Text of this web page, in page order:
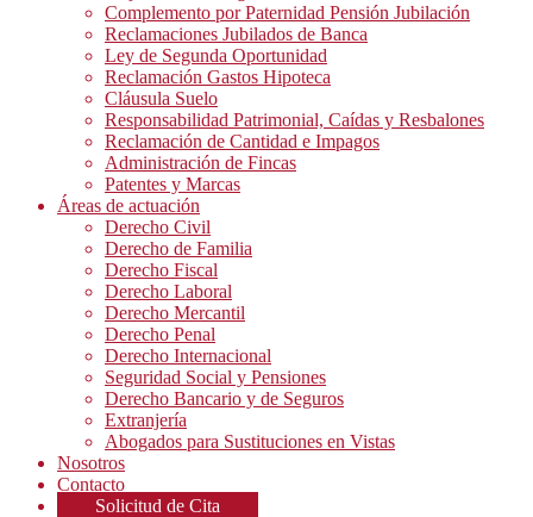
Complemento por Paternidad Pensión Jubilación
Reclamaciones Jubilados de Banca
Ley de Segunda Oportunidad
Reclamación Gastos Hipoteca
Cláusula Suelo
Responsabilidad Patrimonial, Caídas y Resbalones
Reclamación de Cantidad e Impagos
Administración de Fincas
Patentes y Marcas
Áreas de actuación
Derecho Civil
Derecho de Familia
Derecho Fiscal
Derecho Laboral
Derecho Mercantil
Derecho Penal
Derecho Internacional
Seguridad Social y Pensiones
Derecho Bancario y de Seguros
Extranjería
Abogados para Sustituciones en Vistas
Nosotros
Contacto
Solicitud de Cita